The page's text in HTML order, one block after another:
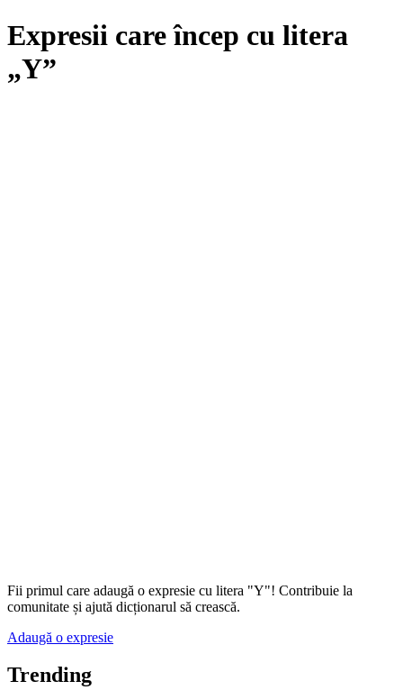
Expresii care încep cu litera
„Y”
Fii primul care adaugă o expresie cu litera "Y"! Contribuie la
comunitate și ajută dicționarul să crească.
Adaugă o expresie
Trending